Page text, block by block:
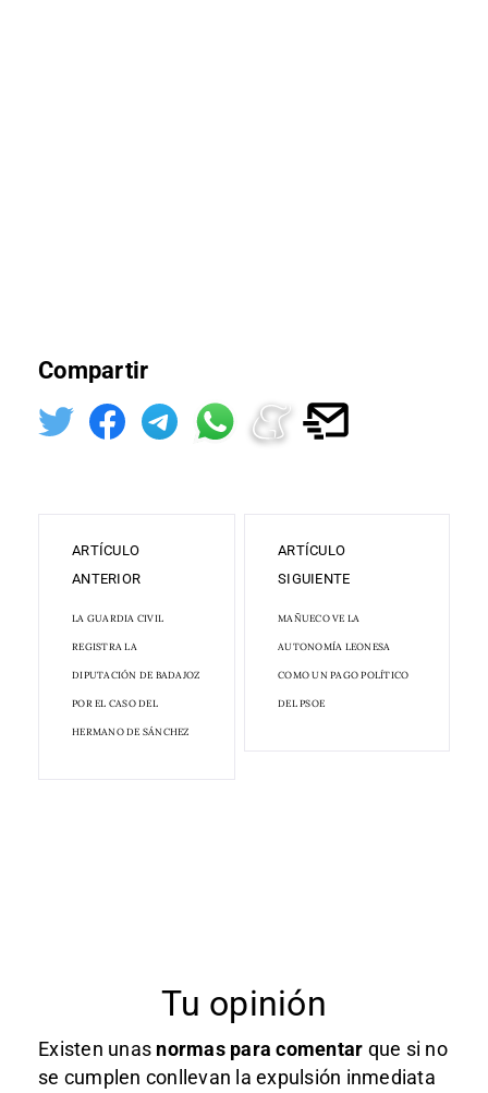
Compartir
ARTÍCULO
ANTERIOR
LA GUARDIA CIVIL
REGISTRA LA
DIPUTACIÓN DE BADAJOZ
POR EL CASO DEL
HERMANO DE SÁNCHEZ
ARTÍCULO
SIGUIENTE
MAÑUECO VE LA
AUTONOMÍA LEONESA
COMO UN PAGO POLÍTICO
DEL PSOE
Tu opinión
Existen unas normas para comentar que si no
se cumplen conllevan la expulsión inmediata